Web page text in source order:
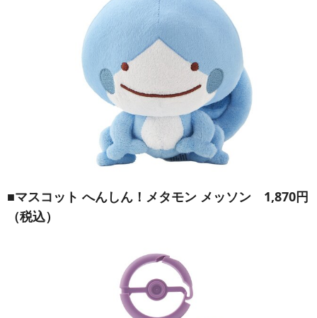
■マスコット へんしん！メタモン メッソン 1,870円
（税込）